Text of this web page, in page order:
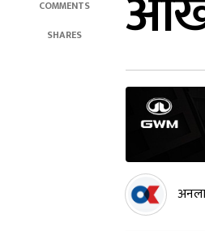
COMMENTS
SHARES